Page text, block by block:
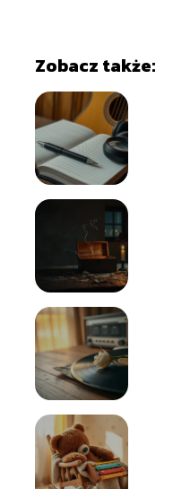
Zobacz także: